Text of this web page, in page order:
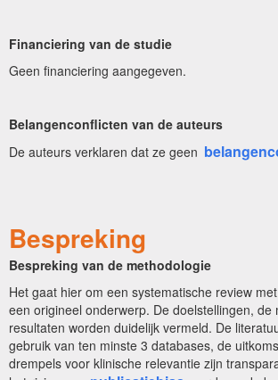
Financiering van de studie
Geen financiering aangegeven.
Belangenconflicten van de auteurs
De auteurs verklaren dat ze geen
Bespreking
Bespreking van de methodologie
Het gaat hier om een systematische review
een origineel onderwerp. De doelstellingen, de
resultaten worden duidelijk vermeld. De
gebruik van ten minste 3 databases, de
drempels voor klinische relevantie zijn